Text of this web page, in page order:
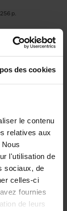
des cookies
le contenu
relatives aux
l'utilisation de
sociaux, de
celles-ci
fournies
de leurs
256
Building
Carolien Boom
200